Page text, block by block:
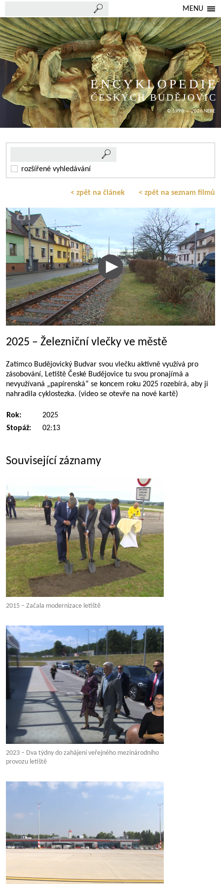
MENU
ENCYKLOPEDIE
ČESKÝCH BUDĚJOVIC
© 1998 — 2026 NEBE
rozšířené vyhledávání
< zpět na článek < zpět na seznam filmů
2025 – Železniční vlečky ve městě
Zatímco Budějovický Budvar svou vlečku aktivně využívá pro
zásobování, Letiště České Budějovice tu svou pronajímá a
nevyužívaná „papírenská“ se koncem roku 2025 rozebírá, aby ji
nahradila cyklostezka. (video se otevře na nové kartě)
Rok:
2025
Stopáž:
02:13
Související záznamy
2015 – Začala modernizace letiště
2023 – Dva týdny do zahájení veřejného mezinárodního
provozu letiště